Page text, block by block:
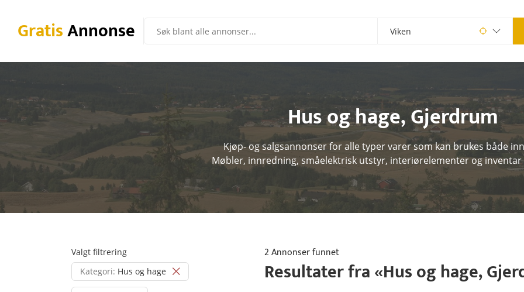
GratisAnnonse
Hus og hage,Gjerdrum
Kjøp- og salgsannonser for alle typer varer som kan brukes både
Møbler, innredning, småelektrisk utstyr, interiørelementer og
Valgt filtrering
Kategori: Hus og hage
2 Annonser funnet
Resultater fra «Hus og hage,